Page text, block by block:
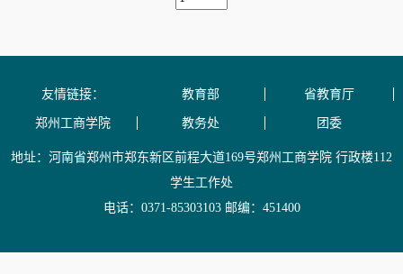
友情链接： 教育部 省教育厅
郑州工商学院 教务处 团委
地址：河南省郑州市郑东新区前程大道169号郑州工商学院 行政楼112
学生工作处
电话：0371-85303103 邮编：451400